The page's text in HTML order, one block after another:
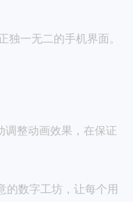
一无二的手机界面。
调整动画效果，在保证
的数字工坊，让每个用